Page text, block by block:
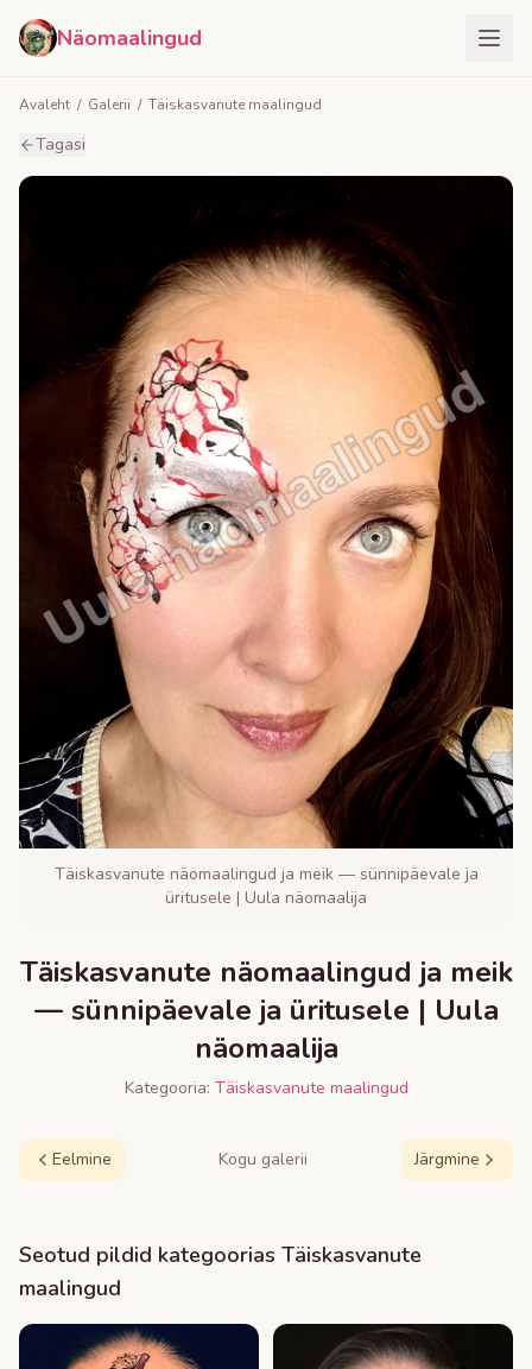
Näomaalingud
Avaleht / Galerii / Täiskasvanute maalingud
Tagasi
Täiskasvanute näomaalingud ja meik — sünnipäevale ja
üritusele | Uula näomaalija
Täiskasvanute näomaalingud ja meik
— sünnipäevale ja üritusele | Uula
näomaalija
Kategooria: Täiskasvanute maalingud
Eelmine Kogu galerii Järgmine
Seotud pildid kategoorias Täiskasvanute
maalingud